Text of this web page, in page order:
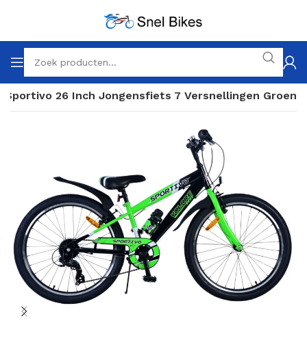
Sportivo 26 Inch Jongensfiets 7 Versnellingen Groen